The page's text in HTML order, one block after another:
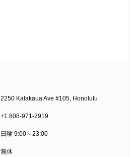
2250 Kalakaua Ave #105, Honolulu
+1 808-971-2919
日曜 9:00～23:00
無休